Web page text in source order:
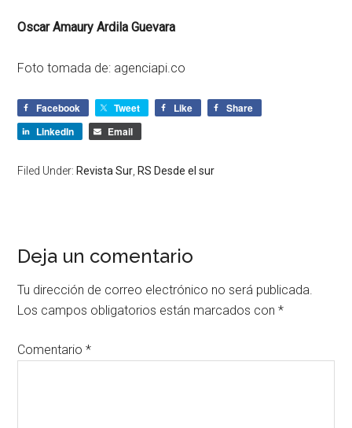
Oscar Amaury Ardila Guevara
Foto tomada de: agenciapi.co
Facebook Tweet Like
Share
LinkedIn
Email
Filed Under: Revista Sur RS Desde el sur
Deja un comentario
Tu dirección de correo electrónico no será publicada.
Los campos obligatorios están marcados con*
Comentario*